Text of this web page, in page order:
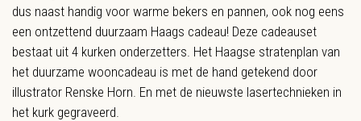
dus naast handig voor warme bekers en pannen, ook nog eens
een ontzettend duurzaam Haags cadeau! Deze cadeauset
bestaat uit 4 kurken onderzetters. Het Haagse stratenplan van
het duurzame wooncadeau is met de hand getekend door
illustrator Renske Horn. En met de nieuwste lasertechnieken in
het kurk gegraveerd.